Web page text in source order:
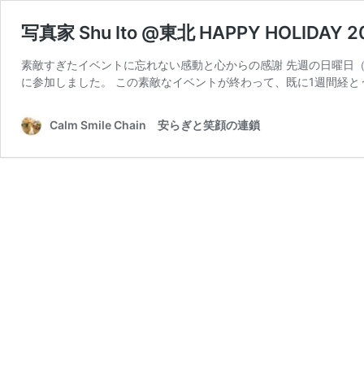
写真家 Shu Ito @東北 HAPPY HOLIDAY
素敵すぎたイベントに忘れない感動と心からの感謝 先週の日曜
に参加しました。 この素敵なイベントが終わって、既に1週間経
Calm Smile Chain 安らぎと笑顔の連鎖